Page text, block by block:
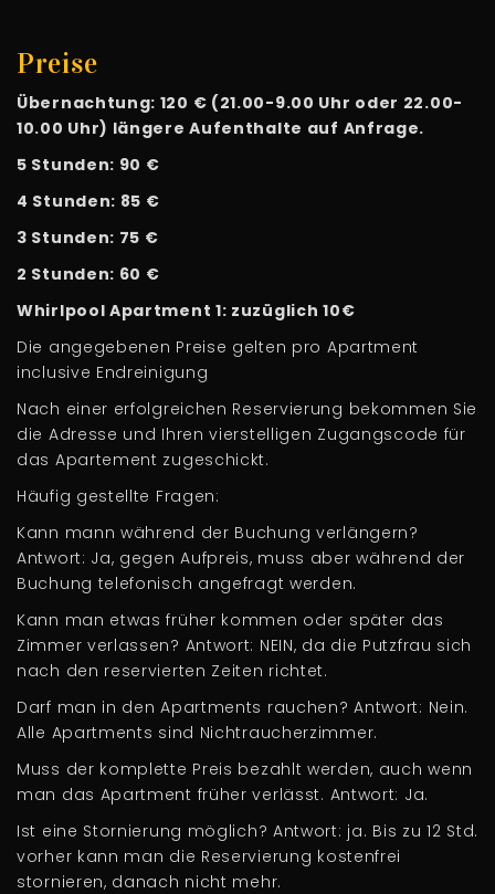
Preise
Übernachtung: 120 € (21.00-9.00 Uhr oder 22.00-
10.00 Uhr) längere Aufenthalte auf Anfrage.
5 Stunden: 90 €
4 Stunden: 85 €
3 Stunden: 75 €
2 Stunden: 60 €
Whirlpool Apartment 1: zuzüglich 10€
Die angegebenen Preise gelten pro Apartment
inclusive Endreinigung
Nach einer erfolgreichen Reservierung bekommen Sie
die Adresse und Ihren vierstelligen Zugangscode für
das Apartement zugeschickt.
Häufig gestellte Fragen:
Kann mann während der Buchung verlängern?
Antwort: Ja, gegen Aufpreis, muss aber während der
Buchung telefonisch angefragt werden.
Kann man etwas früher kommen oder später das
Zimmer verlassen? Antwort: NEIN, da die Putzfrau sich
nach den reservierten Zeiten richtet.
Darf man in den Apartments rauchen? Antwort: Nein.
Alle Apartments sind Nichtraucherzimmer.
Muss der komplette Preis bezahlt werden, auch wenn
man das Apartment früher verlässt. Antwort: Ja.
Ist eine Stornierung möglich? Antwort: ja. Bis zu 12 Std.
vorher kann man die Reservierung kostenfrei
stornieren, danach nicht mehr.